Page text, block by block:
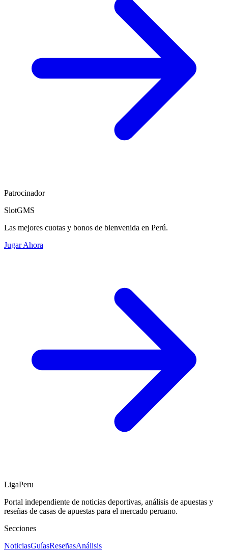
Patrocinador
SlotGMS
Las mejores cuotas y bonos de bienvenida en Perú.
Jugar Ahora
LigaPeru
Portal independiente de noticias deportivas, análisis de apuestas y
reseñas de casas de apuestas para el mercado peruano.
Secciones
NoticiasGuíasReseñasAnálisis